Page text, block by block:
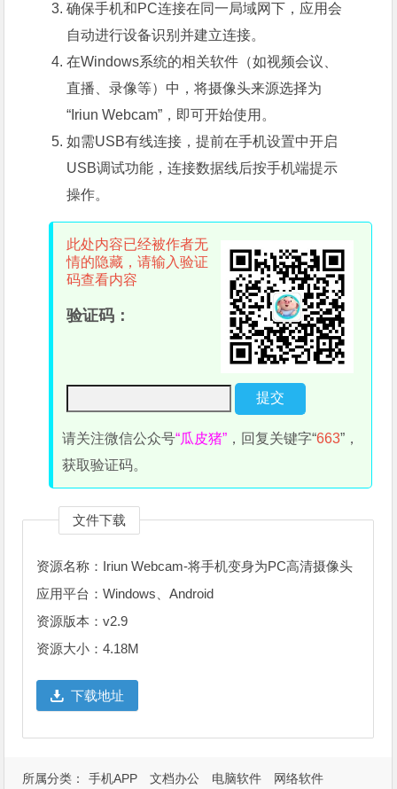
确保手机和PC连接在同一局域网下，应用会
自动进行设备识别并建立连接。
在Windows系统的相关软件（如视频会议、
直播、录像等）中，将摄像头来源选择为
“Iriun Webcam”，即可开始使用。
如需USB有线连接，提前在手机设置中开启
USB调试功能，连接数据线后按手机端提示
操作。
此处内容已经被作者无
情的隐藏，请输入验证
码查看内容
验证码：
请关注微信公众号“瓜皮猪” ，回复关键字“663”，
获取验证码。
文件下载
资源名称：Iriun Webcam-将手机变身为PC高清摄像头
应用平台：Windows、Android
资源版本：v2.9
资源大小：4.18M
下载地址
所属分类： 手机APP 文档办公 电脑软件 网络软件